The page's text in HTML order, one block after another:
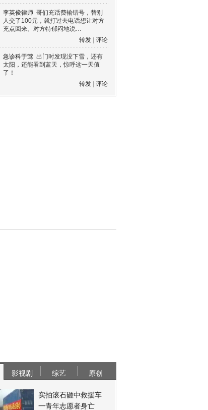
李英俊律师 哥们充话费输错号，替别
人交了100元，就打过去电话想让对方
充点回来。对方特郁闷地说…
转发
评论
急诊科于莺 出门时发现没下雪，还有
太阳，还能看到蓝天，惊呼这一天值
了！
转发
评论
影视剧 综艺 原创
实拍滚石砸中救援车
一青年志愿者身亡